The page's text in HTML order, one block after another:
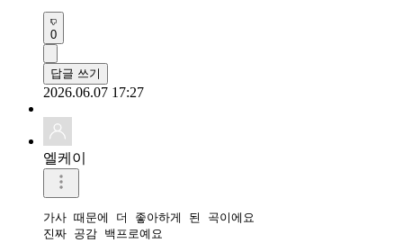
0
답글 쓰기
2026.06.07 17:27
엘케이
가사 때문에 더 좋아하게 된 곡이에요
진짜 공감 백프로예요